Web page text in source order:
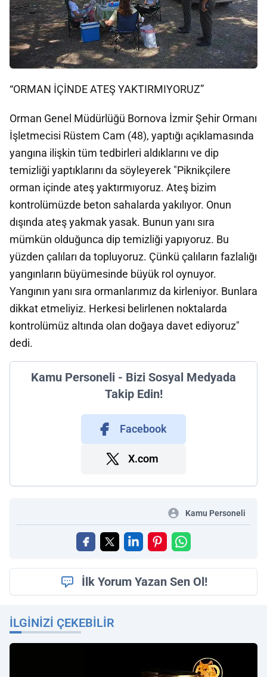
“ORMAN İÇİNDE ATEŞ YAKTIRMIYORUZ”
Orman Genel Müdürlüğü Bornova İzmir Şehir Ormanı
İşletmecisi Rüstem Cam (48), yaptığı açıklamasında
yangına ilişkin tüm tedbirleri aldıklarını ve dip
temizliği yaptıklarını da söyleyerek "Piknikçilere
orman içinde ateş yaktırmıyoruz. Ateş bizim
kontrolümüzde beton sahalarda yakılıyor. Onun
dışında ateş yakmak yasak. Bunun yanı sıra
mümkün olduğunca dip temizliği yapıyoruz. Bu
yüzden çalıları da topluyoruz. Çünkü çalıların fazlalığı
yangınların büyümesinde büyük rol oynuyor.
Yangının yanı sıra ormanlarımız da kirleniyor. Bunlara
dikkat etmeliyiz. Herkesi belirlenen noktalarda
kontrolümüz altında olan doğaya davet ediyoruz"
dedi.
Kamu Personeli - Bizi Sosyal Medyada
Takip Edin!
Facebook
X.com
Kamu Personeli
İlk Yorum Yazan Sen Ol!
İLGINIZI ÇEKEBILIR